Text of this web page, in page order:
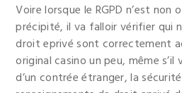
Voire lorsque le RGPD n’est
précipité, il va falloir vérifier qui
droit eprivé sont correctement
original casino un peu, même s’il
d’un contrée étranger, la